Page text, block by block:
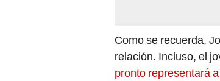
Como se recuerda,
relación. Incluso, el
pronto representará